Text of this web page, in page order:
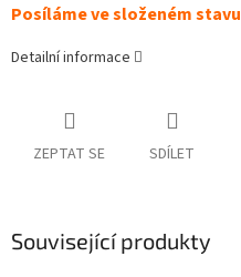
Posíláme ve složeném stavu
Detailní informace
ZEPTAT SE SDÍLET
Související produkty